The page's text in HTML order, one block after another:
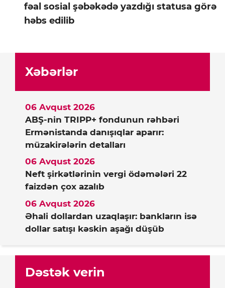
fəal sosial şəbəkədə yazdığı statusa görə
həbs edilib
Xəbərlər
ABŞ-nin TRIPP+ fondunun rəhbəri
Ermənistanda danışıqlar aparır:
müzakirələrin detalları
06 Avqust 2026
Neft şirkətlərinin vergi ödəmələri 22
faizdən çox azalıb
06 Avqust 2026
Əhali dollardan uzaqlaşır: bankların isə
dollar satışı kəskin aşağı düşüb
06 Avqust 2026
Dəstək verin